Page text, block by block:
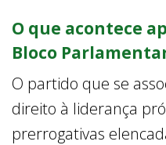
O que acontece
Bloco
O partido que se
direito à liderança
prerrogativas